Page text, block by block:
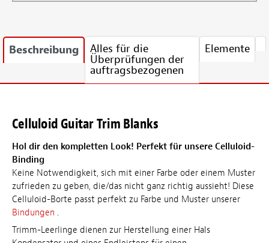
Beschreibung Alles für die
Überprüfungen der
auftragsbezogenen
Elemente
Celluloid Guitar Trim Blanks
Hol dir den kompletten Look! Perfekt für unsere Celluloid-
Binding
Keine Notwendigkeit, sich mit einer Farbe oder einem Muster
zufrieden zu geben, die/das nicht ganz richtig aussieht! Diese
Celluloid-Borte passt perfekt zu Farbe und Muster unserer
Bindungen .
Trimm-Leerlinge dienen zur Herstellung einer Hals